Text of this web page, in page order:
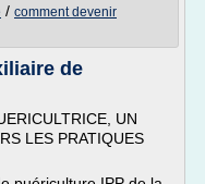
/ comment devenir
de
UN
LES PRATIQUES